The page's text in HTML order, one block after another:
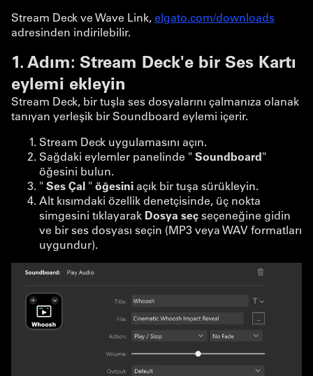
Stream Deck ve Wave Link,elgato.com/downloads
adresinden indirilebilir.
1. Adım: Stream Deck'e bir Ses Kartı
eylemi ekleyin
Stream Deck, bir tuşla ses dosyalarını çalmanıza olanak
tanıyan yerleşik bir Soundboard eylemi içerir.
Stream Deck uygulamasını açın.
Sağdaki eylemler panelinde "Soundboard"
öğesini bulun.
"Ses Çal "öğesini açık bir tuşa sürükleyin.
Alt kısımdaki özellik denetçisinde, üç nokta
simgesini tıklayarak Dosya seçseçeneğine gidin
ve bir ses dosyası seçin (MP3 veya WAV formatları
uygundur).